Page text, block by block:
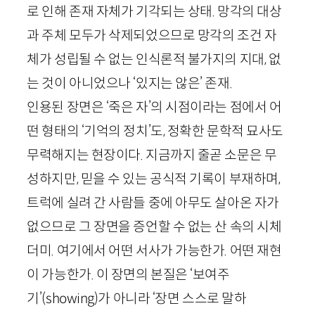
로 인해 존재 자체가 기각되는 상태. 망각의 대상
과 주체 모두가 삭제되었으므로 망각의 조건 자
체가 성립될 수 없는 인식론적 불가지의 지대, 없
는 것이 아니었으나 ‘있지는 않은’ 존재.
인용된 장면은 ‘죽은 자’의 시점이라는 점에서 어
떤 형태의 ‘기억의 정치’도, 정확한 문학적 묘사도
무력해지는 현장이다. 지금까지 줄곧 소문은 무
성하지만, 믿을 수 있는 공식적 기록이 부재하며,
트럭에 실려 간 사람들 중에 아무도 살아온 자가
없으므로 그 장면을 증언할 수 없는 산 속의 시체
더미. 여기에서 어떤 서사가 가능한가. 어떤 재현
이 가능한가. 이 장면의 본질은 ‘보여주
기’(showing)가 아니라 ‘장면 스스로 말하